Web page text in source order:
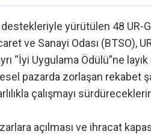
destekleriyle yürütülen 48 UR-
ve Sanayi Odası (BTSO),
“İyi Uygulama Ödülü”ne
pazarda zorlaşan rekabet
çalışmayı
açılması ve ihracat